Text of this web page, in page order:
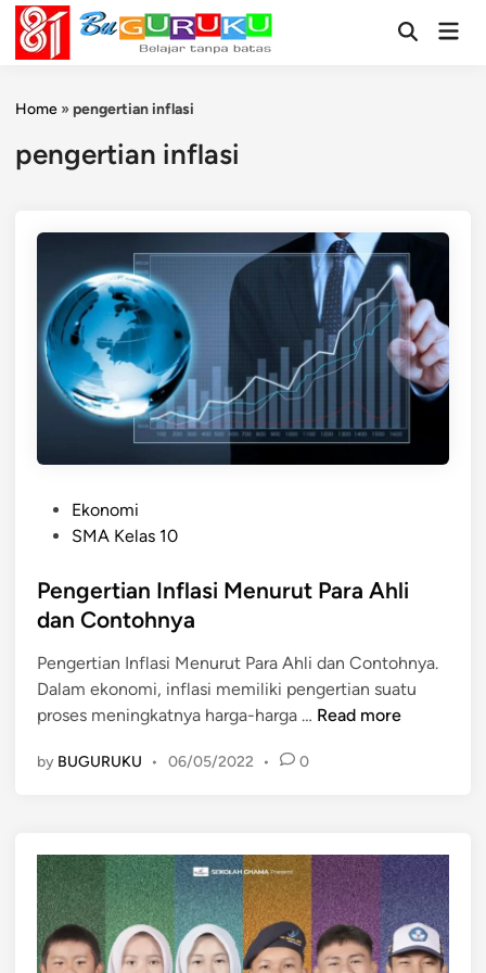
Skip
content
OpenMain
Home » pengertian inflasi
pengertian inflasi
t
e
i
n
Ekonomi
SMA Kelas 10
Pengertian Inflasi Menurut Para Ahli
dan Contohnya
Pengertian Inflasi Menurut Para Ahli dan Contohnya.
Dalam ekonomi, inflasi memiliki pengertian suatu
proses meningkatnya harga-harga … P
t
a
n
Read more
by BUGURUKU • 06/05/2022 • 0